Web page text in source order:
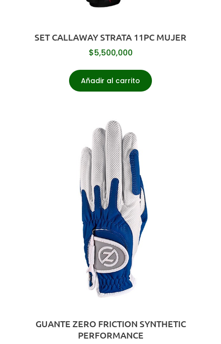
SET CALLAWAY STRATA 11PC MUJER
$5,500,000
Añadir al carrito
GUANTE ZERO FRICTION SYNTHETIC
PERFORMANCE